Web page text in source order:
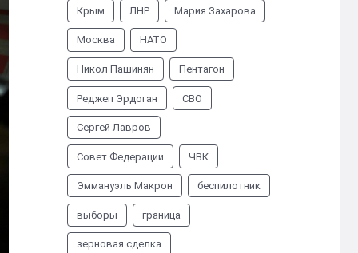
Крым ЛНР Мария Захарова
Москва НАТО
Никол Пашинян Пентагон
Реджеп Эрдоган СВО
Сергей Лавров
Совет Федерации ЧВК
Эммануэль Макрон беспилотник
выборы граница
зерновая сделка